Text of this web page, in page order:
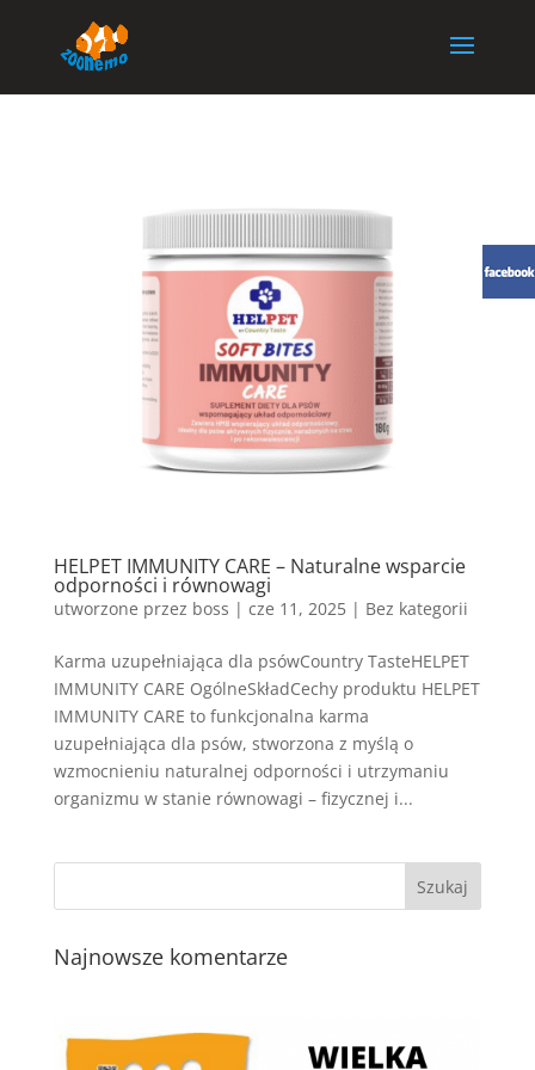
HELPET IMMUNITY CARE – Naturalne wsparcie
odporności i równowagi
utworzone przez boss | cze 11, 2025| Bez kategorii
Karma uzupełniająca dla psówCountry TasteHELPET
IMMUNITY CARE OgólneSkładCechy produktu HELPET
IMMUNITY CARE to funkcjonalna karma
uzupełniająca dla psów, stworzona z myślą o
wzmocnieniu naturalnej odporności i utrzymaniu
organizmu w stanie równowagi – fizycznej i...
Najnowsze komentarze